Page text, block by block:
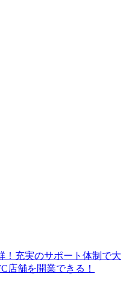
！充実のサポート体制で大
店舗を開業できる！